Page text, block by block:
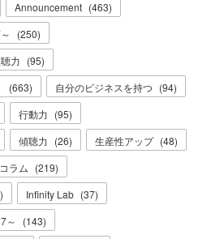
Announcement (463)
(250)
力 (95)
(663) 自分のビジネスを持つ (94)
行動力 (95)
傾聴力 (26) 生産性アップ (48)
ラム (219)
) Infinity Lab (37)
～
(143)